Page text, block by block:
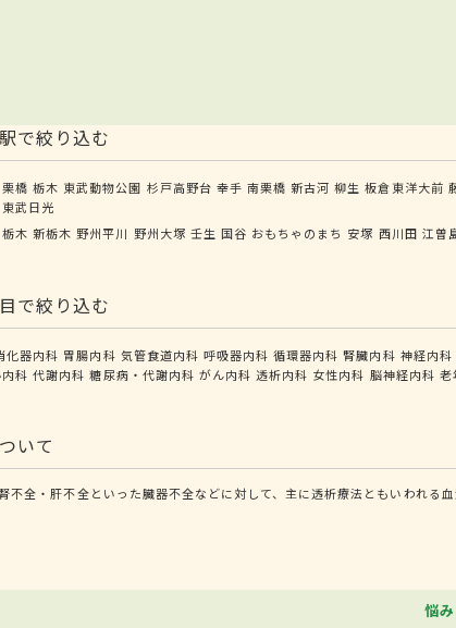
で絞り込む
栗橋 栃木 東武動物公園 杉戸高野台 幸手 南栗橋 新古河 柳生 板倉東洋大前
東武日光
栃木 新栃木 野州平川 野州大塚 壬生 国谷 おもちゃのまち 安塚 西川田 江曽
で絞り込む
化器内科 胃腸内科 気管食道内科 呼吸器内科 循環器内科 腎臓内科 神経内科
科 代謝内科 糖尿病・代謝内科 がん内科 透析内科 女性内科 脳神経内科 老
いて
不全・肝不全といった臓器不全などに対して、主に透析療法ともいわれる
悩